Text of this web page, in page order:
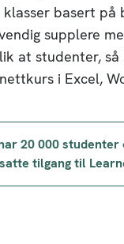
basert på
supplere
at studenter,
i Excel,
20 000 studenter
tilgang til